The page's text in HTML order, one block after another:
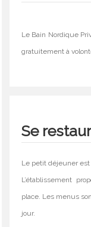
Le Bain Nordique
gratuitement à
Se
Le petit déjeuner
L’établissement
place. Les menus
jour.